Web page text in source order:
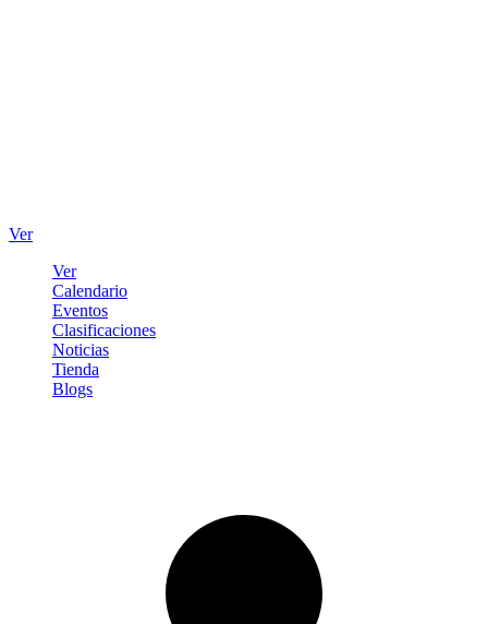
Ver
Ver
Calendario
Eventos
Clasificaciones
Noticias
Tienda
Blogs